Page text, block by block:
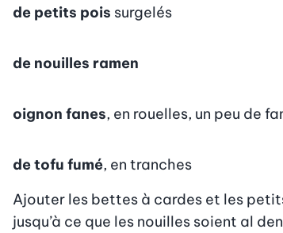
de petits pois surgelés
de nouilles ramen
oignon fanes, en rouelles, un peu de
de tofu fumé, en tranches
Ajouter les bettes à cardes et les
jusqu’à ce que les nouilles soient al